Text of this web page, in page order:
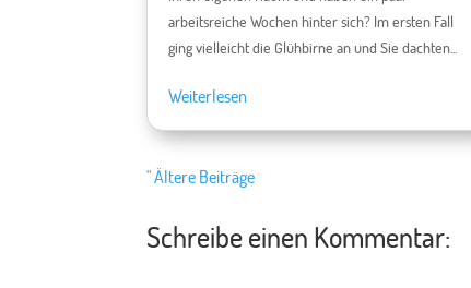
arbeitsreiche Wochen hinter sich? Im ersten Fall
ging vielleicht die Glühbirne an und Sie dachten...
Weiterlesen
" Ältere Beiträge
Schreibe einen Kommentar: